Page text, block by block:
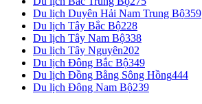
Du lịch Duyên Hải Nam Trung Bộ359
Du lịch Tây Bắc Bộ228
Du lịch Tây Nam Bộ338
Du lịch Tây Nguyên202
Du lịch Đông Bắc Bộ349
Du lịch Đồng Bằng Sông Hồng444
Du lịch Đông Nam Bộ239